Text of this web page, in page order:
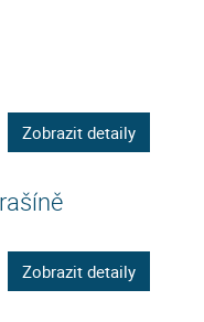
Zobrazit detaily
Zobrazit detaily